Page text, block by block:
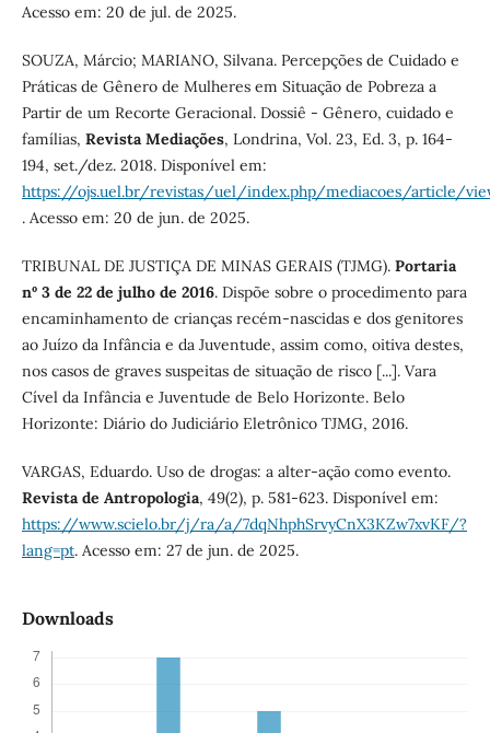
Acesso em: 20 de jul. de 2025.
SOUZA, Márcio; MARIANO, Silvana. Percepções de Cuidado e
Práticas de Gênero de Mulheres em Situação de Pobreza a
Partir de um Recorte Geracional. Dossiê - Gênero, cuidado e
famílias, Revista Mediações, Londrina, Vol. 23, Ed. 3, p. 164-
194, set./dez. 2018. Disponível em:
https://ojs.uel.br/revistas/uel/index.php/mediacoes/article/
. Acesso em: 20 de jun. de 2025.
TRIBUNAL DE JUSTIÇA DE MINAS GERAIS (TJMG). Portaria
nº 3 de 22 de julho de 2016. Dispõe sobre o procedimento para
encaminhamento de crianças recém-nascidas e dos genitores
ao Juízo da Infância e da Juventude, assim como, oitiva destes,
nos casos de graves suspeitas de situação de risco [...]. Vara
Cível da Infância e Juventude de Belo Horizonte. Belo
Horizonte: Diário do Judiciário Eletrônico TJMG, 2016.
VARGAS, Eduardo. Uso de drogas: a alter-ação como evento.
Revista de Antropologia, 49(2), p. 581-623. Disponível em:
https://www.scielo.br/j/ra/a/7dqNhphSrvyCnX3KZw7xvKF/?
lang=pt. Acesso em: 27 de jun. de 2025.
Downloads